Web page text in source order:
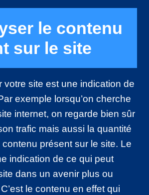
le contenu
sur le site
votre site est une indication de
exemple lorsqu’on cherche
internet, on regarde bien sûr
trafic mais aussi la quantité
présent sur le site. Le
indication de ce qui peut
dans un avenir plus ou
le contenu en effet qui